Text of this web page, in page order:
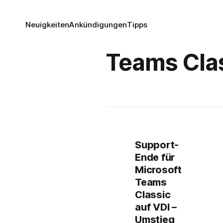
NeuigkeitenAnkündigungenTipps
Teams
Support-
Ende für
Microsoft
Teams
Classic
auf VDI –
Umstieg